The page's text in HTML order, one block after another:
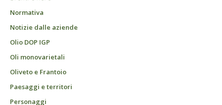
Normativa
Notizie dalle aziende
Olio DOP IGP
Oli monovarietali
Oliveto e Frantoio
Paesaggi e territori
Personaggi